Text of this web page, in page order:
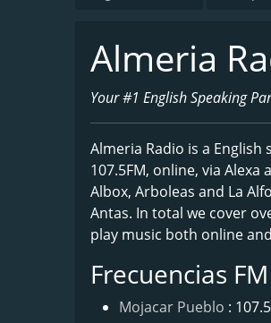
Almeria
Your #1 English Speaking
Almeria Radio is a
107.5FM, online, via
Albox, Arboleas and La
Antas. In total we cover
play music both online
Frecuencias FM
Mojacar Pueblo :